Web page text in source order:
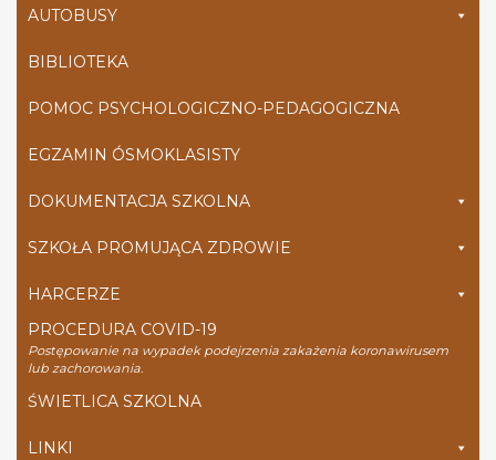
AUTOBUSY
BIBLIOTEKA
POMOC PSYCHOLOGICZNO-PEDAGOGICZNA
EGZAMIN ÓSMOKLASISTY
DOKUMENTACJA SZKOLNA
SZKOŁA PROMUJĄCA ZDROWIE
HARCERZE
PROCEDURA COVID-19
Postępowanie na wypadek podejrzenia zakażenia koronawirusem
lub zachorowania.
ŚWIETLICA SZKOLNA
LINKI